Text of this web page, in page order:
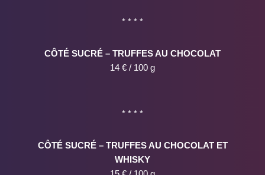
* * * *
CÔTÉ SUCRÉ – TRUFFES AU CHOCOLAT
14 € / 100 g
* * * *
CÔTÉ SUCRÉ – TRUFFES AU CHOCOLAT ET
WHISKY